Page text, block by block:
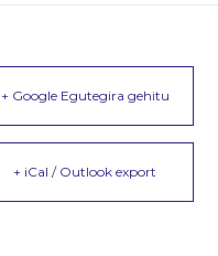
+ Google Egutegira gehitu
+ iCal / Outlook export